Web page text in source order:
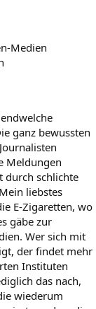
Medien
ganz bewussten
Meldungen
durch schlichte
liebstes
E-Zigaretten, wo
gäbe zur
Wer sich mit
der findet mehr
Instituten
das nach,
wiederum